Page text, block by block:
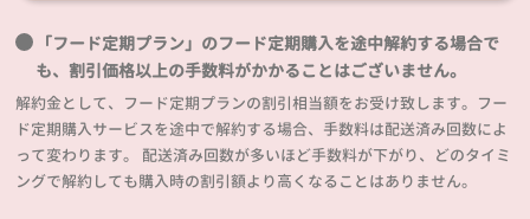
「フード定期プラン」のフード定期購入を途中解約する場合で
も、割引価格以上の手数料がかかることはございません。
解約金として、フード定期プランの割引相当額をお受け致します。フー
ド定期購入サービスを途中で解約する場合、手数料は配送済み回数によ
って変わります。 配送済み回数が多いほど手数料が下がり、どのタイミ
ングで解約しても購入時の割引額より高くなることはありません。